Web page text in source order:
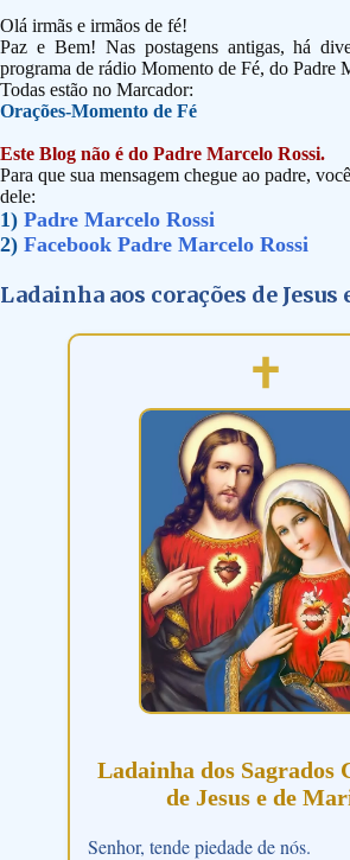
Olá irmãs e irmãos de fé!
Paz e Bem! Nas postagens antigas, há
programa de rádio Momento de Fé, do Padre
Todas estão no Marcador:
Orações-Momento de Fé
Este Blog não é do Padre Marcelo Rossi.
Para que sua mensagem chegue ao padre,
dele:
1) Padre Marcelo Rossi
2) Facebook Padre Marcelo Rossi
Ladainha aos corações de Jesus
Ladainha dos Sagrados
de Jesus e de
Senhor, tende piedade de nós.